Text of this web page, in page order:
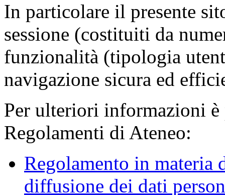
In particolare il presente
sessione (costituiti da
funzionalità (tipologia
navigazione sicura ed
Per ulteriori informazioni è
Regolamenti di Ateneo:
Regolamento in materia
diffusione dei dati